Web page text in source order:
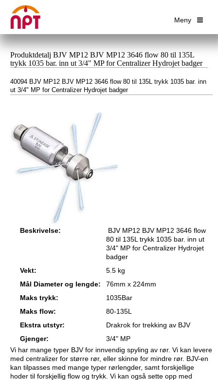
Meny
Produktdetalj BJV MP12 BJV MP12 3646 flow 80 til 135L
trykk 1035 bar. inn ut 3/4" MP for Centralizer Hydrojet badger
40094 BJV MP12 BJV MP12 3646 flow 80 til 135L trykk 1035 bar. inn
ut 3/4" MP for Centralizer Hydrojet badger
Beskrivelse:
BJV MP12 BJV MP12 3646 flow
80 til 135L trykk 1035 bar. inn ut
3/4" MP for Centralizer Hydrojet
badger
Vekt:
5.5 kg
Mål Diameter og lengde:
76mm x 224mm
Maks trykk:
1035Bar
Maks flow:
80-135L
Ekstra utstyr:
Drakrok for trekking av BJV
Gjenger:
3/4" MP
Vi har mange typer BJV for innvendig spyling av rør. Vi kan levere
med centralizer for større rør, eller skinne for mindre rør. BJV-en
kan tilpasses med mange typer rørlengder, samt forskjellige
hoder til forskjellig flow og trykk. Vi kan også sette opp med